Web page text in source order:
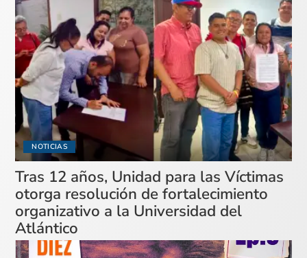
NOTICIAS
Tras 12 años, Unidad para las Víctimas
otorga resolución de fortalecimiento
organizativo a la Universidad del
Atlántico